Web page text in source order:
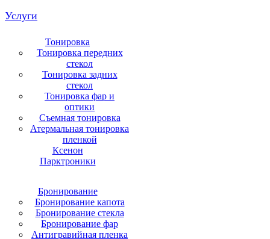
Услуги
Тонировка
Тонировка передних
стекол
Тонировка задних
стекол
Тонировка фар и
оптики
Съемная тонировка
Атермальная тонировка
пленкой
Ксенон
Парктроники
Бронирование
Бронирование капота
Бронирование стекла
Бронирование фар
Антигравийная пленка